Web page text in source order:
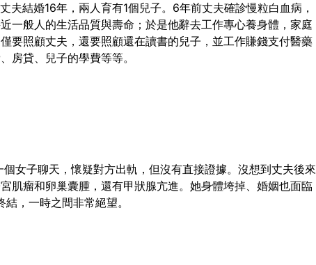
結婚16年，兩人育有1個兒子。6年前丈夫確診慢粒白血病，
一般人的生活品質與壽命；於是他辭去工作專心養身體，家庭
要照顧丈夫，還要照顧還在讀書的兒子，並工作賺錢支付醫藥
房貸、兒子的學費等等。
女子聊天，懷疑對方出軌，但沒有直接證據。沒想到丈夫後來
肌瘤和卵巢囊腫，還有甲狀腺亢進。她身體垮掉、婚姻也面臨
結，一時之間非常絕望。